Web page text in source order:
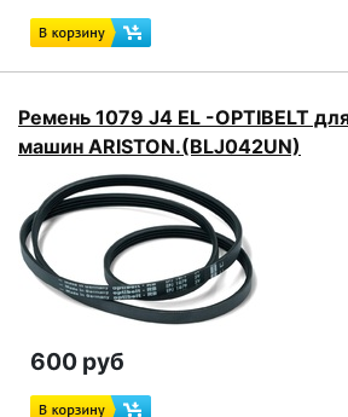
Ремень 1079 J4 EL -OPTIBELT
машин ARISTON.(BLJ042UN)
600 руб